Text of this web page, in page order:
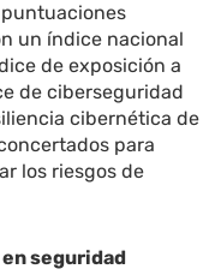
un índice nacional
de exposición a
de ciberseguridad
cibernética de
para
los riesgos de
seguridad